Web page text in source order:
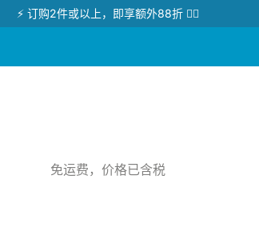
⚡ 订购2件或以上，即享额外88折 👉🏻
免运费，价格已含税